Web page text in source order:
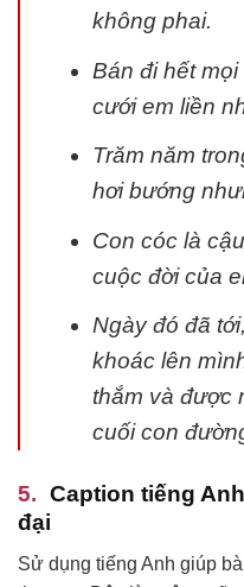
không phai.
Bán đi hết
cưới em liền
Trăm năm
hơi bướng
Con cóc là
cuộc đời của
Ngày đó đã
khoác lên
thắm và được
cuối con
Caption tiếng
đại
Sử dụng tiếng Anh giúp